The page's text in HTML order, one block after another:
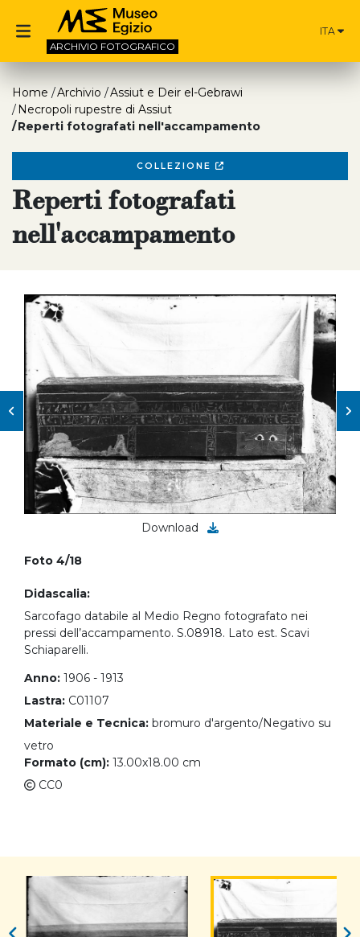
ARCHIVIO FOTOGRAFICO
ITA
Home Archivio
Assiut e Deir el-Gebrawi
Necropoli rupestre di Assiut
Reperti fotografati nell'accampamento
COLLEZIONE
Reperti fotografati
nell'accampamento
Download
Foto 4/18
Didascalia:
Sarcofago databile al Medio Regno fotografato nei
pressi dell’accampamento. S.08918. Lato est. Scavi
Schiaparelli.
Anno: 1906 - 1913
Lastra: C01107
Materiale e Tecnica: bromuro d'argento/Negativo su
vetro
Formato (cm): 13.00x18.00 cm
CC0